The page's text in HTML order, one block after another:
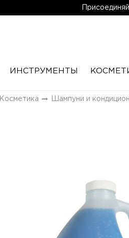
ИНСТРУМЕНТЫ
Косметика Шампуни и